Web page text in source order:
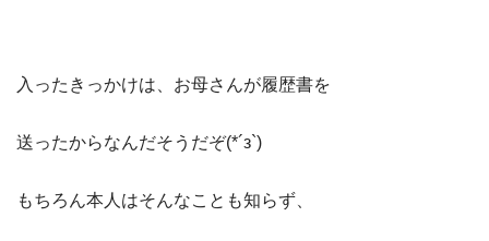
入ったきっかけは、お母さんが履歴書を
送ったからなんだそうだぞ(*´з`)
もちろん本人はそんなことも知らず、